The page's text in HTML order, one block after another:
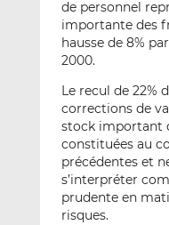
de personnel
importante des
hausse de 8%
2000.
Le recul de 22%
corrections de
stock important
constituées au
précédentes et
s’interpréter
prudente en
risques.